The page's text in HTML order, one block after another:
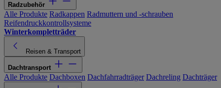
Radzubehör
Alle Produkte Radkappen Radmuttern und -schrauben
Reifendruckkontrollsysteme
Winterkompletträder
Reisen & Transport
Dachtransport
Alle Produkte Dachboxen Dachfahrradträger Dachreling Dachträger